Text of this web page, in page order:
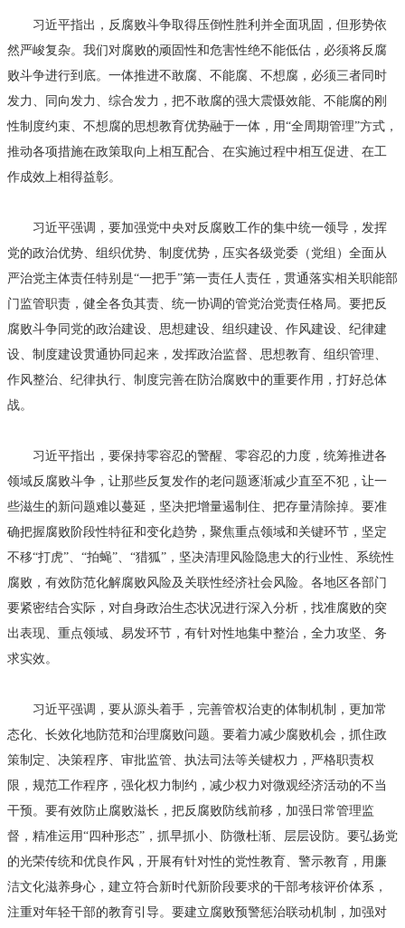
习近平指出，反腐败斗争取得压倒性胜利并全面巩固，但形势依
然严峻复杂。我们对腐败的顽固性和危害性绝不能低估，必须将反腐
败斗争进行到底。一体推进不敢腐、不能腐、不想腐，必须三者同时
发力、同向发力、综合发力，把不敢腐的强大震慑效能、不能腐的刚
性制度约束、不想腐的思想教育优势融于一体，用“全周期管理”方式，
推动各项措施在政策取向上相互配合、在实施过程中相互促进、在工
作成效上相得益彰。
习近平强调，要加强党中央对反腐败工作的集中统一领导，发挥
党的政治优势、组织优势、制度优势，压实各级党委（党组）全面从
严治党主体责任特别是“一把手”第一责任人责任，贯通落实相关职能部
门监管职责，健全各负其责、统一协调的管党治党责任格局。要把反
腐败斗争同党的政治建设、思想建设、组织建设、作风建设、纪律建
设、制度建设贯通协同起来，发挥政治监督、思想教育、组织管理、
作风整治、纪律执行、制度完善在防治腐败中的重要作用，打好总体
战。
习近平指出，要保持零容忍的警醒、零容忍的力度，统筹推进各
领域反腐败斗争，让那些反复发作的老问题逐渐减少直至不犯，让一
些滋生的新问题难以蔓延，坚决把增量遏制住、把存量清除掉。要准
确把握腐败阶段性特征和变化趋势，聚焦重点领域和关键环节，坚定
不移“打虎”、“拍蝇”、“猎狐”，坚决清理风险隐患大的行业性、系统性
腐败，有效防范化解腐败风险及关联性经济社会风险。各地区各部门
要紧密结合实际，对自身政治生态状况进行深入分析，找准腐败的突
出表现、重点领域、易发环节，有针对性地集中整治，全力攻坚、务
求实效。
习近平强调，要从源头着手，完善管权治吏的体制机制，更加常
态化、长效化地防范和治理腐败问题。要着力减少腐败机会，抓住政
策制定、决策程序、审批监管、执法司法等关键权力，严格职责权
限，规范工作程序，强化权力制约，减少权力对微观经济活动的不当
干预。要有效防止腐败滋长，把反腐败防线前移，加强日常管理监
督，精准运用“四种形态”，抓早抓小、防微杜渐、层层设防。要弘扬党
的光荣传统和优良作风，开展有针对性的党性教育、警示教育，用廉
洁文化滋养身心，建立符合新时代新阶段要求的干部考核评价体系，
注重对年轻干部的教育引导。要建立腐败预警惩治联动机制，加强对